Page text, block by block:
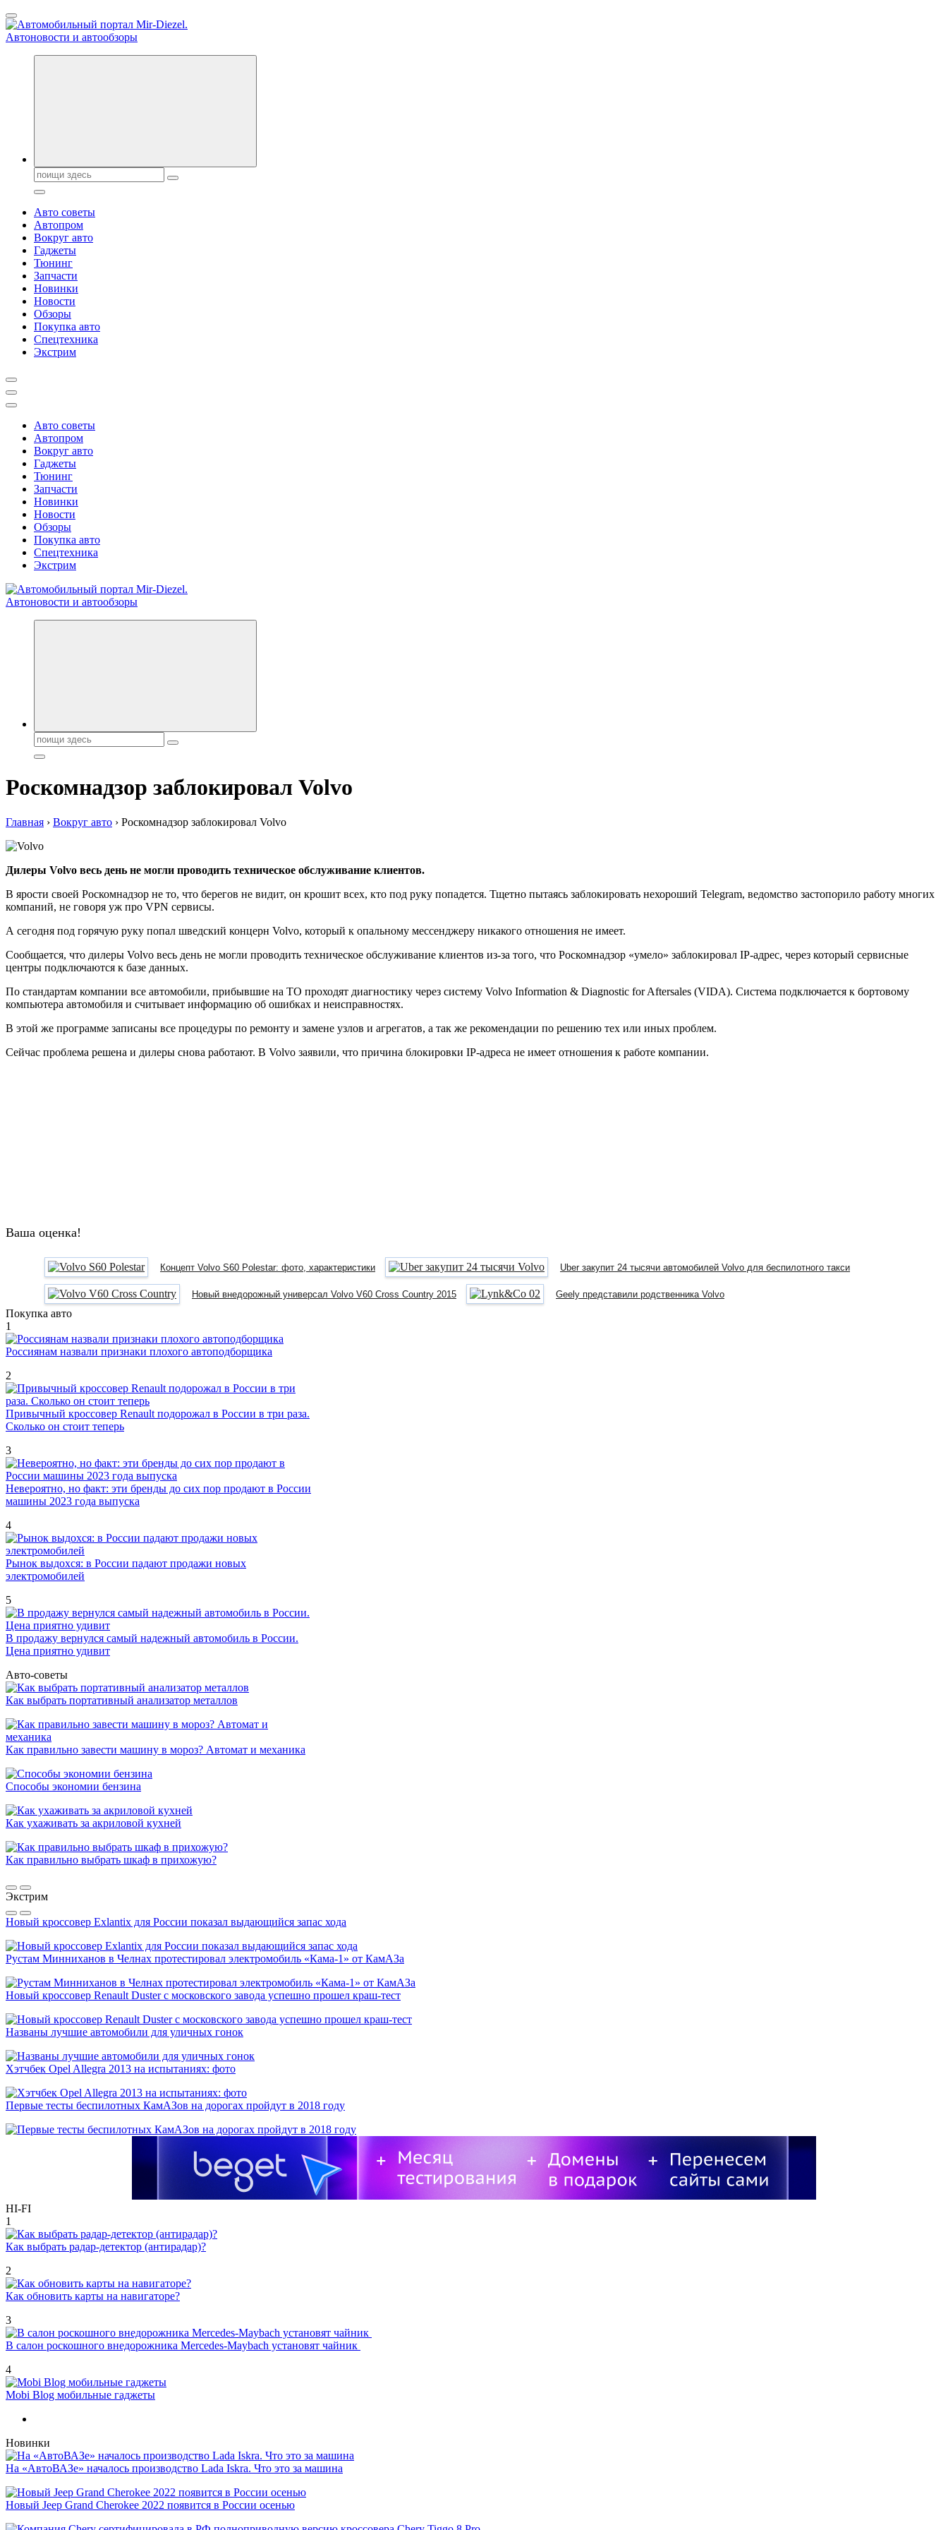
Перейти
к
содержанию
Справочник автомобилиста. Обзор новинок популярных автобрендов, технические характреристики, фото и автообзоры. Автотюнинг, тест-драйвы. Шины, диски, резина
Поиск:
Авто советы
Автопром
Вокруг авто
Гаджеты
Тюнинг
Запчасти
Новинки
Новости
Обзоры
Покупка авто
Спецтехника
Экстрим
Авто советы
Автопром
Вокруг авто
Гаджеты
Тюнинг
Запчасти
Новинки
Новости
Обзоры
Покупка авто
Спецтехника
Экстрим
Справочник автомобилиста. Обзор новинок популярных автобрендов, технические характреристики, фото и автообзоры. Автотюнинг, тест-драйвы. Шины, диски, резина
Поиск:
Роскомнадзор заблокировал Volvo
Главная › Вокруг авто › Роскомнадзор заблокировал Volvo
Дилеры Volvo весь день не могли проводить техническое обслуживание клиентов.
В ярости своей Роскомнадзор не то, что берегов не видит, он крошит всех, кто под руку попадется. Тщетно пытаясь заблокировать нехороший Telegram, ведомство застопорило работу многих
компаний, не говоря уж про VPN сервисы.
А сегодня под горячую руку попал шведский концерн Volvo, который к опальному мессенджеру никакого отношения не имеет.
Сообщается, что дилеры Volvo весь день не могли проводить техническое обслуживание клиентов из-за того, что Роскомнадзор «умело» заблокировал IP-адрес, через который сервисные
центры подключаются к базе данных.
По стандартам компании все автомобили, прибывшие на ТО проходят диагностику через систему Volvo Information & Diagnostic for Aftersales (VIDA). Система подключается к бортовому
компьютера автомобиля и считывает информацию об ошибках и неисправностях.
В этой же программе записаны все процедуры по ремонту и замене узлов и агрегатов, а так же рекомендации по решению тех или иных проблем.
Сейчас проблема решена и дилеры снова работают. В Volvo заявили, что причина блокировки IP-адреса не имеет отношения к работе компании.
Ваша оценка!
Концепт Volvo S60 Polestar: фото, характеристики Uber закупит 24 тысячи автомобилей Volvo для беспилотного такси
Новый внедорожный универсал Volvo V60 Cross Country 2015 Geely представили родственника Volvo
Покупка авто
1
Россиянам назвали признаки плохого автоподборщика
2
Привычный кроссовер Renault подорожал в России в три раза.
Сколько он стоит теперь
3
Невероятно, но факт: эти бренды до сих пор продают в России
машины 2023 года выпуска
4
Рынок выдохся: в России падают продажи новых
электромобилей
5
В продажу вернулся самый надежный автомобиль в России.
Цена приятно удивит
Авто-советы
Как выбрать портативный анализатор металлов
Как правильно завести машину в мороз? Автомат и механика
Способы экономии бензина
Как ухаживать за акриловой кухней
Как правильно выбрать шкаф в прихожую?
Экстрим
Новый кроссовер Exlantix для России показал выдающийся запас хода
Рустам Минниханов в Челнах протестировал электромобиль «Кама-1» от КамАЗа
Новый кроссовер Renault Duster с московского завода успешно прошел краш-тест
Названы лучшие автомобили для уличных гонок
Хэтчбек Opel Allegra 2013 на испытаниях: фото
Первые тесты беспилотных КамАЗов на дорогах пройдут в 2018 году
HI-FI
1
Как выбрать радар-детектор (антирадар)?
2
Как обновить карты на навигаторе?
3
В салон роскошного внедорожника Mercedes-Maybach установят чайник
4
Mobi Blog мобильные гаджеты
Новинки
На «АвтоВАЗе» началось производство Lada Iskra. Что это за машина
Новый Jeep Grand Cherokee 2022 появится в России осенью